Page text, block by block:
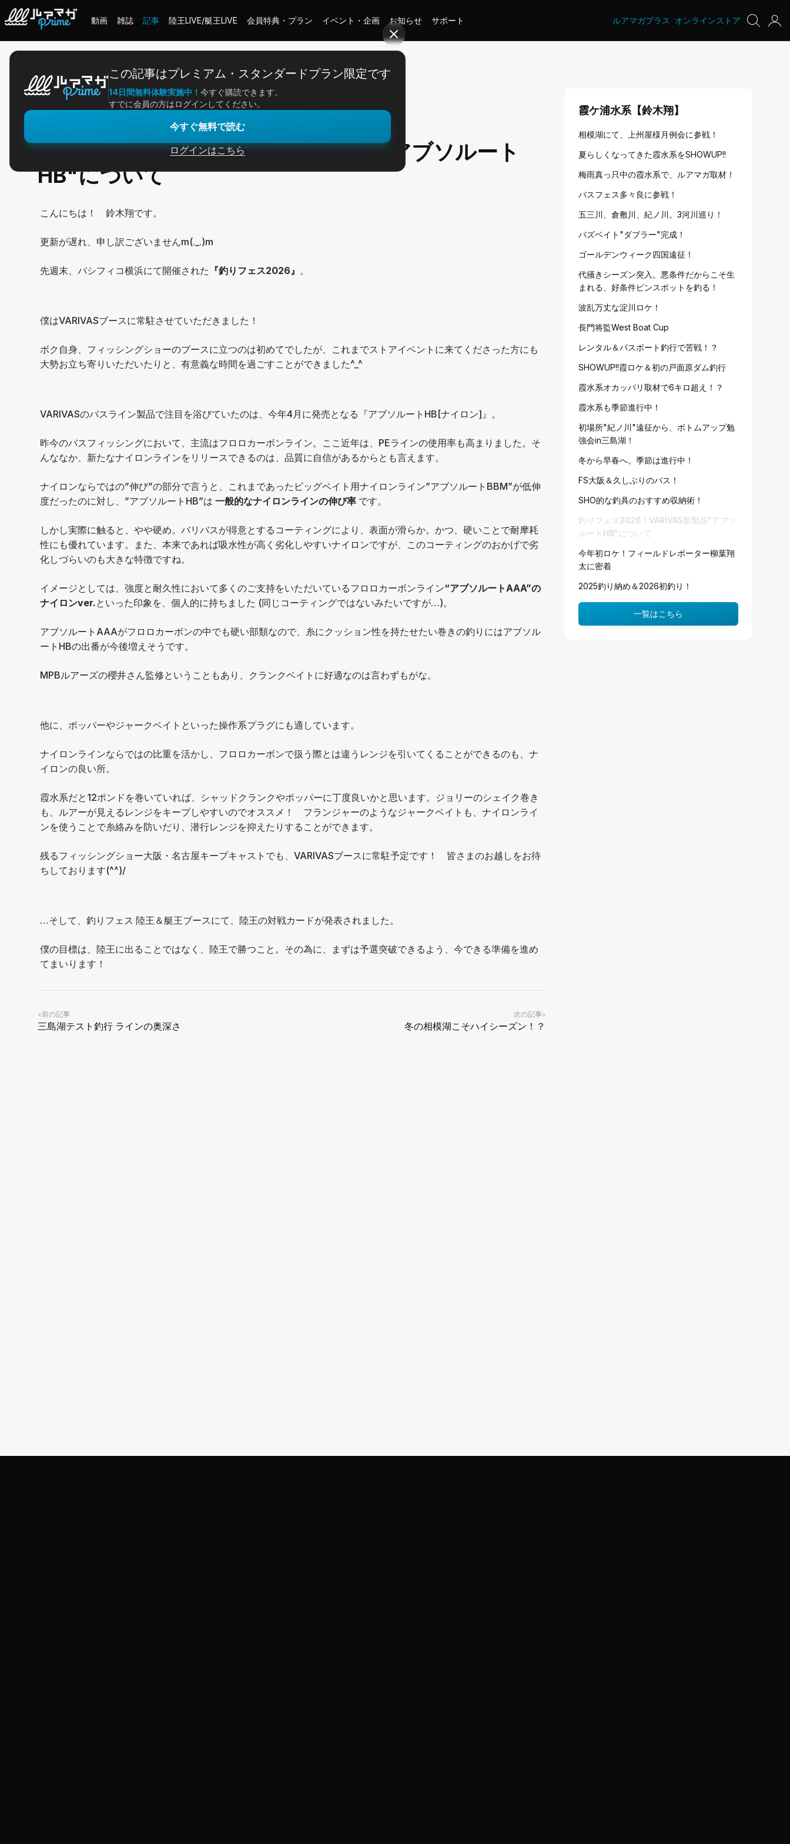
動画 雑誌 記事 陸王LIVE/艇王LIVE 会員特典・プラン イベント・企画 お知らせ サポート ルアマガプラス オンラインストア
この記事はプレミアム・スタンダードプラン限定です
14日間無料体験実施中！ 今すぐ購読できます。
すでに会員の方はログインしてください。
今すぐ無料で読む
ログインはこちら
2026/01/25
釣りフェス2026！VARIVAS新製品"アブソルート
HB"について
こんにちは！ 鈴木翔です。
更新が遅れ、申し訳ございませんm(._.)m
先週末、パシフィコ横浜にて開催された 『釣りフェス2026』 。
僕はVARIVASブースに常駐させていただきました！
ボク自身、フィッシングショーのブースに立つのは初めてでしたが、これまでストアイベントに来てくださった方にも
大勢お立ち寄りいただいたりと、有意義な時間を過ごすことができました^_^
VARIVASのバスライン製品で注目を浴びていたのは、今年4月に発売となる『アブソルートHB[ナイロン]』。
昨今のバスフィッシングにおいて、主流はフロロカーボンライン。ここ近年は、PEラインの使用率も高まりました。そ
んななか、新たなナイロンラインをリリースできるのは、品質に自信があるからとも言えます。
ナイロンならではの”伸び”の部分で言うと、これまであったビッグベイト用ナイロンライン”アブソルートBBM”が低伸
度だったのに対し、”アブソルートHB”は 一般的なナイロンラインの伸び率 です。
しかし実際に触ると、やや硬め。バリバスが得意とするコーティングにより、表面が滑らか。かつ、硬いことで耐摩耗
性にも優れています。また、本来であれば吸水性が高く劣化しやすいナイロンですが、このコーティングのおかげで劣
化しづらいのも大きな特徴ですね。
イメージとしては、強度と耐久性において多くのご支持をいただいているフロロカーボンライン“アブソルートAAA”の
ナイロンver.といった印象を、個人的に持ちました (同じコーティングではないみたいですが…)。
アブソルートAAAがフロロカーボンの中でも硬い部類なので、糸にクッション性を持たせたい巻きの釣りにはアブソル
ートHBの出番が今後増えそうです。
MPBルアーズの櫻井さん監修ということもあり、クランクベイトに好適なのは言わずもがな。
他に、ポッパーやジャークベイトといった操作系プラグにも適しています。
ナイロンラインならではの比重を活かし、フロロカーボンで扱う際とは違うレンジを引いてくることができるのも、ナ
イロンの良い所。
霞水系だと12ポンドを巻いていれば、シャッドクランクやポッパーに丁度良いかと思います。ジョリーのシェイク巻き
も、ルアーが見えるレンジをキープしやすいのでオススメ！ フランジャーのようなジャークベイトも、ナイロンライ
ンを使うことで糸絡みを防いだり、潜行レンジを抑えたりすることができます。
残るフィッシングショー大阪・名古屋キープキャストでも、VARIVASブースに常駐予定です！ 皆さまのお越しをお待
ちしております(^^)/
…そして、釣りフェス 陸王＆艇王ブースにて、陸王の対戦カードが発表されました。
僕の目標は、陸王に出ることではなく、陸王で勝つこと。その為に、まずは予選突破できるよう、今できる準備を進め
てまいります！
<前の記事
三島湖テスト釣行 ラインの奥深さ
次の記事>
冬の相模湖こそハイシーズン！？
霞ケ浦水系【鈴木翔】
相模湖にて、上州屋様月例会に参戦！
夏らしくなってきた霞水系をSHOWUP!!
梅雨真っ只中の霞水系で、ルアマガ取材！
バスフェス多々良に参戦！
五三川、倉敷川、紀ノ川。3河川巡り！
バズベイト"ダブラー"完成！
ゴールデンウィーク四国遠征！
代掻きシーズン突入。悪条件だからこそ生
まれる、好条件ピンスポットを釣る！
波乱万丈な淀川ロケ！
長門将監West Boat Cup
レンタル＆バスボート釣行で苦戦！？
SHOWUP!!霞ロケ＆初の戸面原ダム釣行
霞水系オカッパリ取材で6キロ超え！？
霞水系も季節進行中！
初場所"紀ノ川"遠征から、ボトムアップ勉
強会in三島湖！
冬から早春へ。季節は進行中！
FS大阪＆久しぶりのバス！
SHO的な釣具のおすすめ収納術！
釣りフェス2026！VARIVAS新製品"アブソ
ルートHB"について
今年初ロケ！フィールドレポーター柳葉翔
太に密着
2025釣り納め＆2026初釣り！
一覧はこちら